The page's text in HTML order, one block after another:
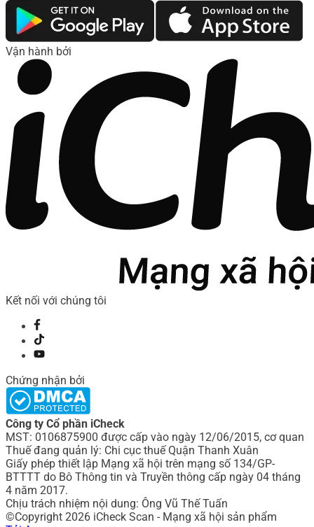
Vận hành bởi
Kết nối với chúng tôi
Chứng nhận bởi
Công ty Cổ phần iCheck
MST: 0106875900 được cấp vào ngày 12/06/2015, cơ quan
Thuế đang quản lý: Chi cục thuế Quận Thanh Xuân
Giấy phép thiết lập Mạng xã hội trên mạng số 134/GP-
BTTTT do Bô Thông tin và Truyền thông cấp ngày 04 tháng
4 năm 2017.
Chịu trách nhiệm nội dung: Ông Vũ Thế Tuấn
©Copyright 2026 iCheck Scan - Mạng xã hội sản phẩm